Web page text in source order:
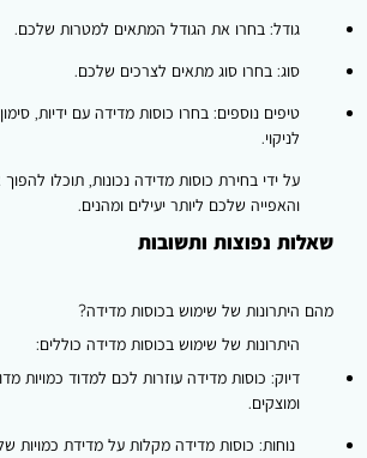
גודל: בחרו את הגודל המתאים למטרות שלכם.
סוג: בחרו סוג מתאים לצרכים שלכם.
טיפים נוספים: בחרו כוסות מדידה עם ידיות,
לניקוי.
על ידי בחירת כוסות מדידה נכונות, תוכלו
והאפייה שלכם ליותר יעילים ומהנים.
שאלות נפוצות ותשובות
מהם היתרונות של שימוש בכוסות מדידה?
היתרונות של שימוש בכוסות מדידה כוללים:
דיוק: כוסות מדידה עוזרות לכם למדוד כמויות
ומוצקים.
נוחות: כוסות מדידה מקלות על מדידת כמויות של